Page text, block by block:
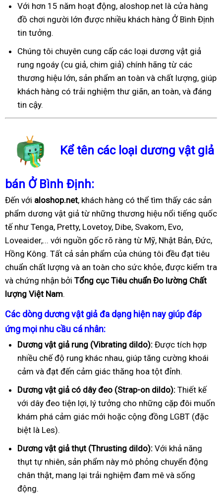
Với hơn 15 năm hoạt động, aloshop.net là cửa hàng
đồ chơi người lớn được nhiều khách hàng Ở Bình Định
tin tưởng.
Chúng tôi chuyên cung cấp các loại dương vật giả
rung ngoáy (cu giả, chim giả) chính hãng từ các
thương hiệu lớn, sản phẩm an toàn và chất lượng, giúp
khách hàng có trải nghiệm thư giãn, an toàn, và đáng
tin cậy.
Kể tên các loại dương vật giả
bán Ở Bình Định:
Đến với aloshop.net, khách hàng có thể tìm thấy các sản
phẩm dương vật giả từ những thương hiệu nổi tiếng quốc
tế như Tenga, Pretty, Lovetoy, Dibe, Svakom, Evo,
Loveaider,... với nguồn gốc rõ ràng từ Mỹ, Nhật Bản, Đức,
Hồng Kông. Tất cả sản phẩm của chúng tôi đều đạt tiêu
chuẩn chất lượng và an toàn cho sức khỏe, được kiểm tra
và chứng nhận bởi Tổng cục Tiêu chuẩn Đo lường Chất
lượng Việt Nam.
Các dòng dương vật giả đa dạng hiện nay giúp đáp
ứng mọi nhu cầu cá nhân:
Dương vật giả rung (Vibrating dildo): Được tích hợp
nhiều chế độ rung khác nhau, giúp tăng cường khoái
cảm và đạt đến cảm giác thăng hoa tột đỉnh.
Dương vật giả có dây đeo (Strap-on dildo): Thiết kế
với dây đeo tiện lợi, lý tưởng cho những cặp đôi muốn
khám phá cảm giác mới hoặc cộng đồng LGBT (đặc
biệt là Les).
Dương vật giả thụt (Thrusting dildo): Với khả năng
thụt tự nhiên, sản phẩm này mô phỏng chuyển động
chân thật, mang lại trải nghiệm đam mê và sống
động.